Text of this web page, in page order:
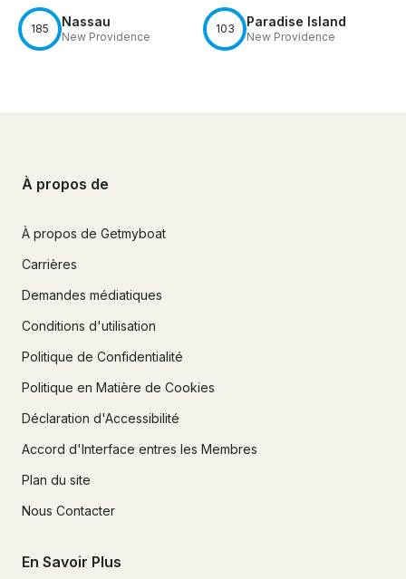
185 Nassau
New Providence
103 Paradise Island
New Providence
À propos de
À propos de Getmyboat
Carrières
Demandes médiatiques
Conditions d'utilisation
Politique de Confidentialité
Politique en Matière de Cookies
Déclaration d'Accessibilité
Accord d'Interface entres les Membres
Plan du site
Nous Contacter
En Savoir Plus